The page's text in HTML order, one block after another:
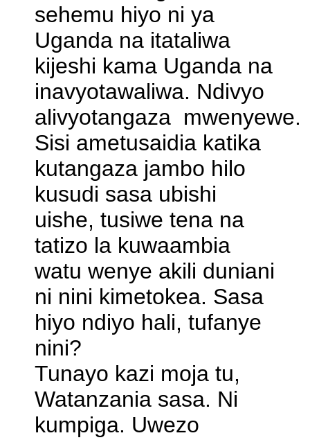
sehemu hiyo ni ya
Uganda na itataliwa
kijeshi kama Uganda na
inavyotawaliwa. Ndivyo
alivyotangaza mwenyewe.
Sisi ametusaidia katika
kutangaza jambo hilo
kusudi sasa ubishi
uishe, tusiwe tena na
tatizo la kuwaambia
watu wenye akili duniani
ni nini kimetokea. Sasa
hiyo ndiyo hali, tufanye
nini?
Tunayo kazi moja tu,
Watanzania sasa. Ni
kumpiga. Uwezo